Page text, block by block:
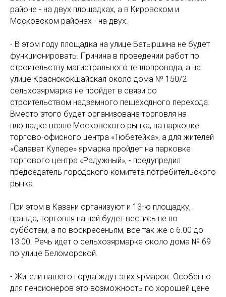
районе - на двух площадках, а в Кировском и
Московском районах - на двух.
- В этом году площадка на улице Батыршина не будет
функционировать. Причина в проведении работ по
строительству магистрального теплопровода, а на
улице Краснококшайская около дома № 150/2
сельхозярмарка не пройдет в связи со
строительством надземного пешеходного перехода.
Вместо этого будет организована торговля на
площадке возле Московского рынка, на парковке
торгово-офисного центра «Тюбетейка», а для жителей
«Салават Купере» ярмарка пройдет на парковке
торгового центра «Радужный», - предупредил
председатель городского комитета потребительского
рынка.
При этом в Казани организуют и 13-ю площадку,
правда, торговля на ней будет вестись не по
субботам, а по воскресеньям, все так же с 6.00 до
13.00. Речь идет о сельхозярмарке около дома № 69
по улице Беломорской.
- Жители нашего горда ждут этих ярмарок. Особенно
для пенсионеров это возможность по хорошей цене